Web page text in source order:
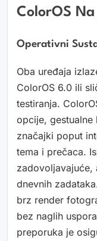
ColorOS
Operativni
Oba uređaja
ColorOS 6.0 ili
testiranja.
opcije,
značajki poput
tema i prečaca.
zadovoljavajuće,
dnevnih
brz render
bez naglih
preporuka je